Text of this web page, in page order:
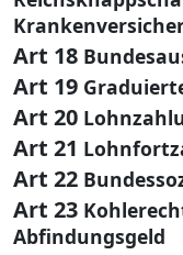
Art 18
Art 19
Art 20
Art 21
Art 22
Art 23
Abfindungsgeld